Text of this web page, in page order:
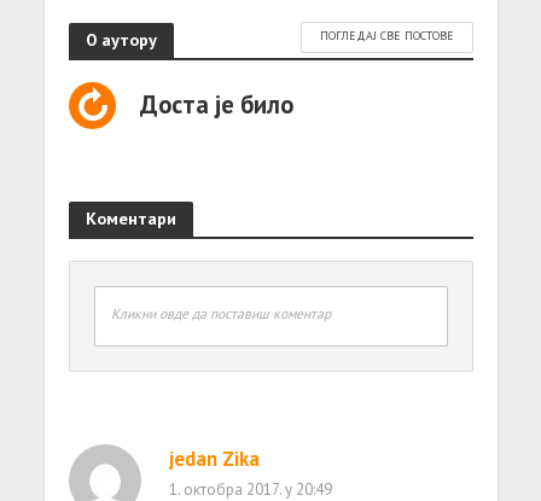
О аутору ПОГЛЕДАЈ СВЕ ПОСТОВЕ
Доста је било
Коментари
Кликни овде да поставиш коментар
jedan Zika
1. октобра 2017. у 20:49